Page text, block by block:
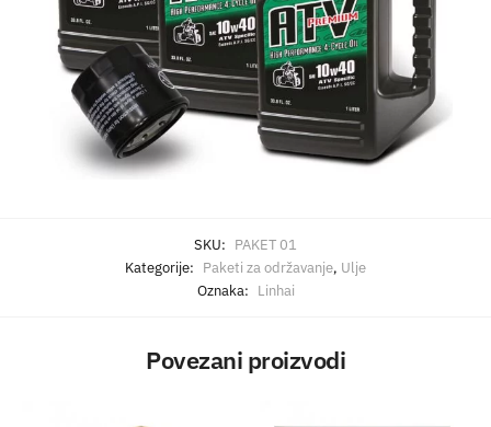
SKU: PAKET 01
Kategorije: Paketi za održavanje, Ulje
Oznaka: Linhai
Povezani proizvodi